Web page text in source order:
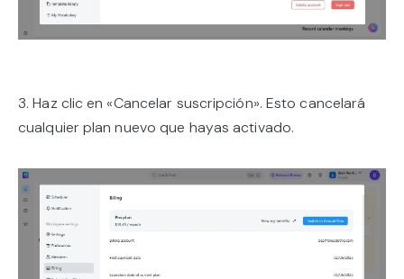
3. Haz clic en «Cancelar suscripción». Esto cancelará
cualquier plan nuevo que hayas activado.